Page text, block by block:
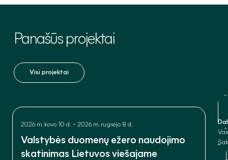
Panašūsprojektai
Visi projektai
2026 m. kovo 10 d. - 2026 m. rugsėjo 8 d.
Valstybės duomenų ežero naudojimo
skatinimas Lietuvos viešajame